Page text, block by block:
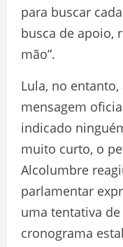
para buscar
busca de apoio,
mão”.
Lula, no
mensagem
indicado
muito curto, o
Alcolumbre
parlamentar
uma tentativa
cronograma